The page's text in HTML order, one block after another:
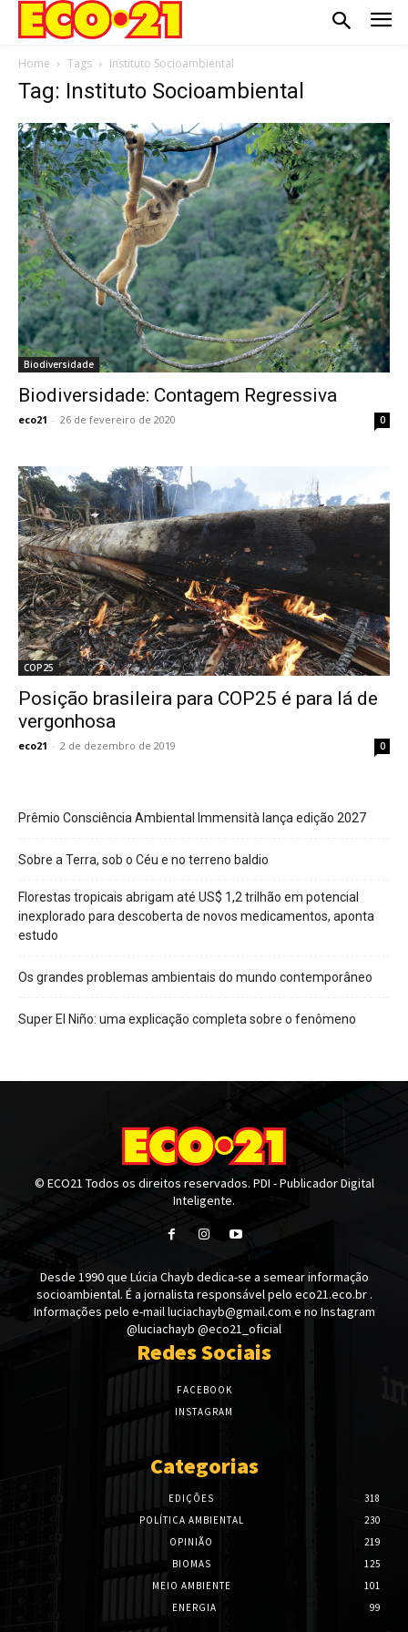
Home Tags Instituto Socioambiental
Tag: Instituto Socioambiental
Biodiversidade
Biodiversidade: Contagem Regressiva
eco21 - 26 de fevereiro de 2020 0
COP25
Posição brasileira para COP25 é para lá de
vergonhosa
eco21 - 2 de dezembro de 2019 0
Prêmio Consciência Ambiental Immensità lança edição 2027
Sobre a Terra, sob o Céu e no terreno baldio
Florestas tropicais abrigam até US$ 1,2 trilhão em potencial
inexplorado para descoberta de novos medicamentos, aponta
estudo
Os grandes problemas ambientais do mundo contemporâneo
Super El Niño: uma explicação completa sobre o fenômeno
© ECO21 Todos os direitos reservados. PDI - Publicador Digital
Inteligente.
Desde 1990 que Lúcia Chayb dedica-se a semear informação
socioambiental. É a jornalista responsável pelo eco21.eco.br .
Informações pelo e-mail luciachayb@gmail.com e no Instagram
@luciachayb @eco21_oficial
Redes Sociais
FACEBOOK
INSTAGRAM
Categorias
EDIÇÕES
318
POLÍTICA AMBIENTAL
230
OPINIÃO
219
BIOMAS
125
MEIO AMBIENTE
101
ENERGIA
99